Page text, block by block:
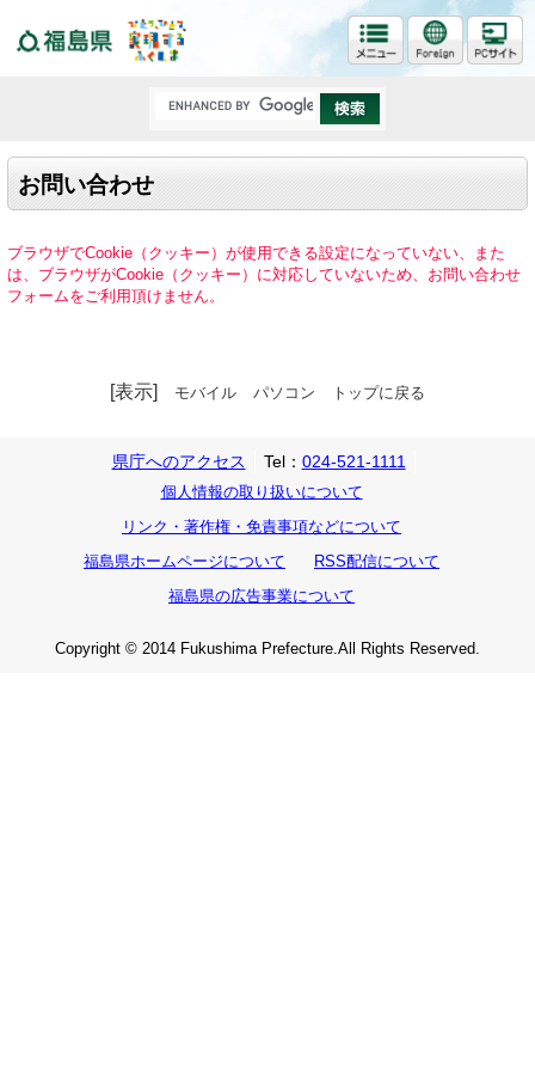
お問い合わせ
ブラウザでCookie（クッキー）が使用できる設定になっていない、また
は、ブラウザがCookie（クッキー）に対応していないため、お問い合わせ
フォームをご利用頂けません。
[表示] モバイル パソコン トップに戻る
県庁へのアクセス Tel： 024-521-1111
個人情報の取り扱いについて
リンク・著作権・免責事項などについて
福島県ホームページについて
RSS配信について
福島県の広告事業について
Copyright © 2014 Fukushima Prefecture.All Rights Reserved.